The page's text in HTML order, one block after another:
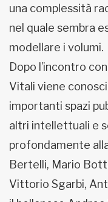
una complessità
nel quale sembra
modellare i volumi.
Dopo l’incontro
Vitali viene
importanti spazi
altri intellettuali e
profondamente
Bertelli, Mario
Vittorio Sgarbi,